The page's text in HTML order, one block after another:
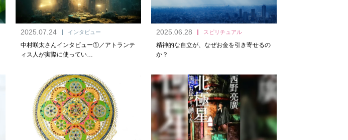
2025.07.24 インタビュー
中村咲太さんインタビュー①／アトランテ
ィス人が実際に使ってい…
2025.06.28 スピリチュアル
精神的な自立が、なぜお金を引き寄せるの
か？